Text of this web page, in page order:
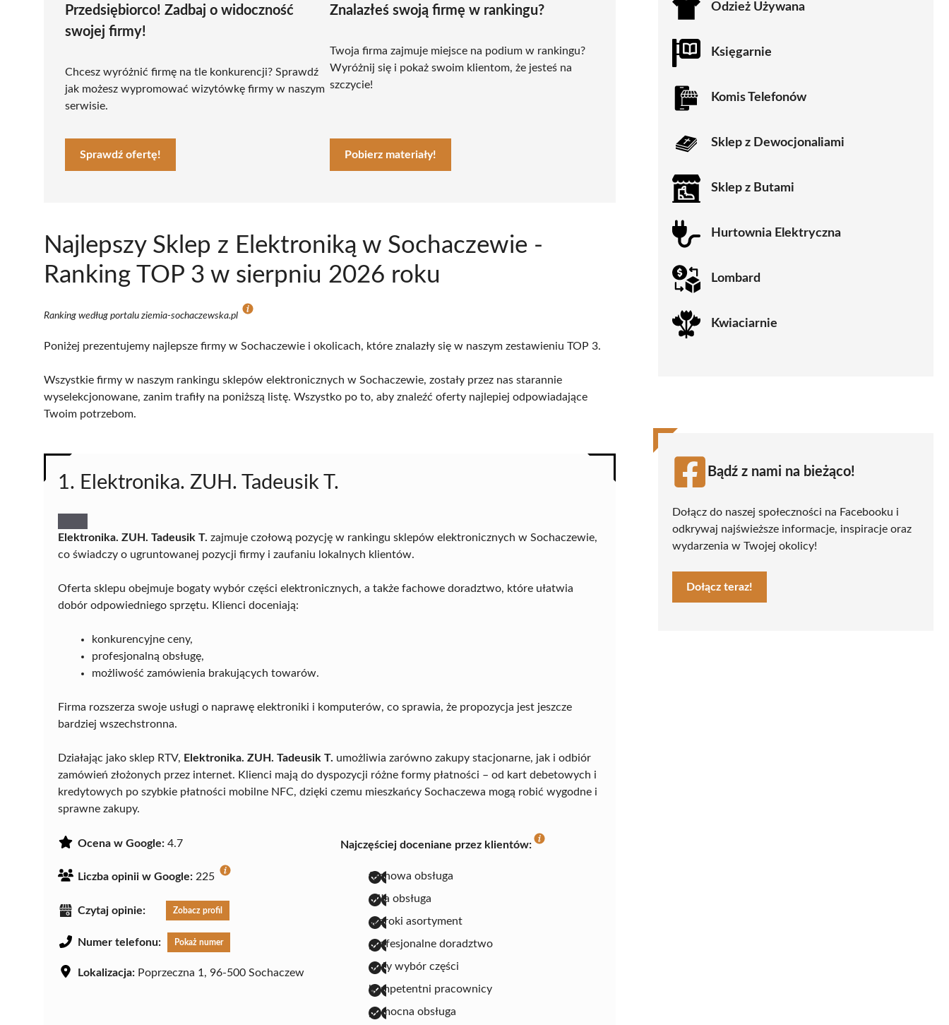
Przedsiębiorco! Zadbaj o widoczność
swojej firmy!
Chcesz wyróżnić firmę na tle konkurencji? Sprawdź
jak możesz wypromować wizytówkę firmy w naszym
serwisie.
Sprawdź ofertę!
Znalazłeś swoją firmę w rankingu?
Twoja firma zajmuje miejsce na podium w rankingu?
Wyróżnij się i pokaż swoim klientom, że jesteś na
szczycie!
Pobierz materiały!
Najlepszy Sklep z Elektroniką w Sochaczewie -
Ranking TOP 3 w sierpniu 2026 roku
Ranking według portalu ziemia-sochaczewska.pl
Poniżej prezentujemy najlepsze firmy w Sochaczewie i okolicach, które znalazły się w naszym zestawieniu TOP 3.
Wszystkie firmy w naszym rankingu sklepów elektronicznych w Sochaczewie, zostały przez nas starannie
wyselekcjonowane, zanim trafiły na poniższą listę. Wszystko po to, aby znaleźć oferty najlepiej odpowiadające
Twoim potrzebom.
1. Elektronika. ZUH. Tadeusik T.
Elektronika. ZUH. Tadeusik T. zajmuje czołową pozycję w rankingu sklepów elektronicznych w Sochaczewie,
co świadczy o ugruntowanej pozycji firmy i zaufaniu lokalnych klientów.
Oferta sklepu obejmuje bogaty wybór części elektronicznych, a także fachowe doradztwo, które ułatwia
dobór odpowiedniego sprzętu. Klienci doceniają:
konkurencyjne ceny,
profesjonalną obsługę,
możliwość zamówienia brakujących towarów.
Firma rozszerza swoje usługi o naprawę elektroniki i komputerów, co sprawia, że propozycja jest jeszcze
bardziej wszechstronna.
Działając jako sklep RTV, Elektronika. ZUH. Tadeusik T. umożliwia zarówno zakupy stacjonarne, jak i odbiór
zamówień złożonych przez internet. Klienci mają do dyspozycji różne formy płatności – od kart debetowych i
kredytowych po szybkie płatności mobilne NFC, dzięki czemu mieszkańcy Sochaczewa mogą robić wygodne i
sprawne zakupy.
Ocena w Google: 4.7
Liczba opinii w Google: 225
Czytaj opinie: Zobacz profil
Numer telefonu: Pokaż numer
Lokalizacja: Poprzeczna 1, 96-500 Sochaczew
Najczęściej doceniane przez klientów:
fachowa obsługa
miła obsługa
szeroki asortyment
profesjonalne doradztwo
duży wybór części
kompetentni pracownicy
pomocna obsługa
Odzież Używana
Księgarnie
Komis Telefonów
Sklep z Dewocjonaliami
Sklep z Butami
Hurtownia Elektryczna
Lombard
Kwiaciarnie
Bądź z nami na bieżąco!
Dołącz do naszej społeczności na Facebooku i
odkrywaj najświeższe informacje, inspiracje oraz
wydarzenia w Twojej okolicy!
Dołącz teraz!